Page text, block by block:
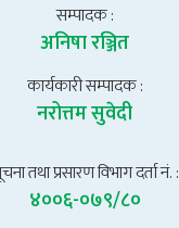
सम्पादक :
अनिषा रञ्जित
कार्यकारी सम्पादक :
नरोत्तम सुवेदी
तथा प्रसारण विभाग दर्ता नं. :
४००६-०७९/८०